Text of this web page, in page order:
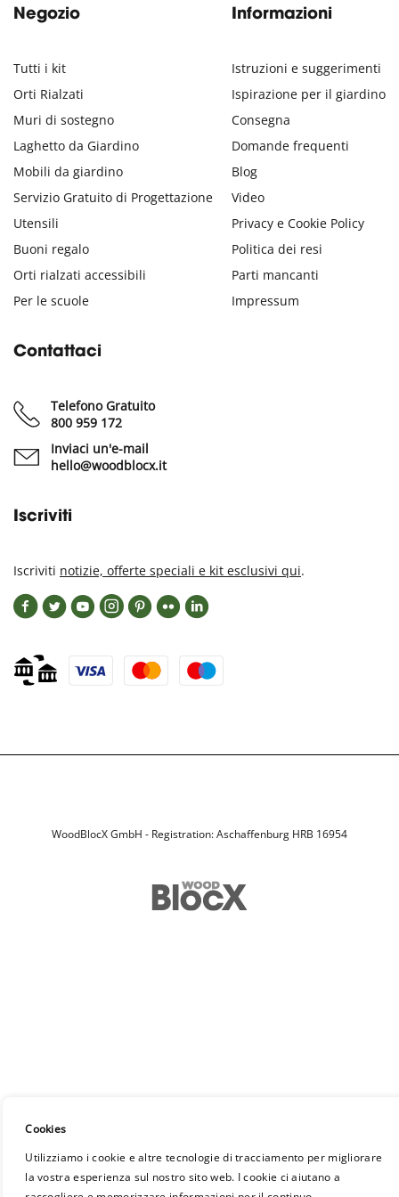
Negozio
Tutti i kit
Orti Rialzati
Muri di sostegno
Laghetto da Giardino
Mobili da giardino
Servizio Gratuito di Progettazione
Utensili
Buoni regalo
Orti rialzati accessibili
Per le scuole
Informazioni
Istruzioni e suggerimenti
Ispirazione per il giardino
Consegna
Domande frequenti
Blog
Video
Privacy e Cookie Policy
Politica dei resi
Parti mancanti
Impressum
Contattaci
Telefono Gratuito
800 959 172
Inviaci un'e-mail
hello@woodblocx.it
Iscriviti
Iscriviti notizie, offerte speciali e kit esclusivi qui.
WoodBlocX GmbH - Registration: Aschaffenburg HRB 16954
Cookies
Utilizziamo i cookie e altre tecnologie di tracciamento per migliorare
la vostra esperienza sul nostro sito web. I cookie ci aiutano a